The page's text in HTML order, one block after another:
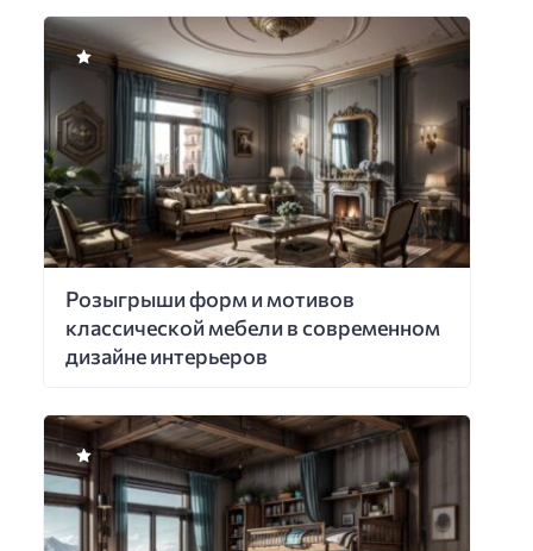
Розыгрыши форм и мотивов
классической мебели в современном
дизайне интерьеров